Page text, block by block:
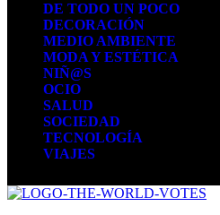
DE TODO UN POCO
DECORACIÓN
MEDIO AMBIENTE
MODA Y ESTÉTICA
NIÑ@S
OCIO
SALUD
SOCIEDAD
TECNOLOGÍA
VIAJES